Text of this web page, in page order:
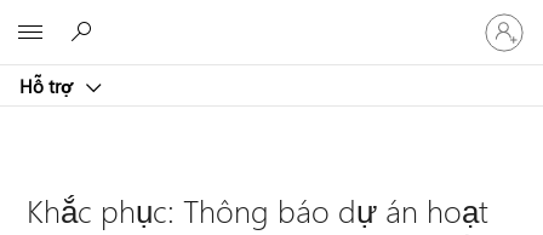
Hỗ trợ
Đăng
nhập
tài
Khắc phục: Thông báo dự án hoạt